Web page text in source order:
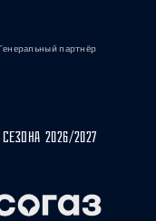
партнёр
2026/2027